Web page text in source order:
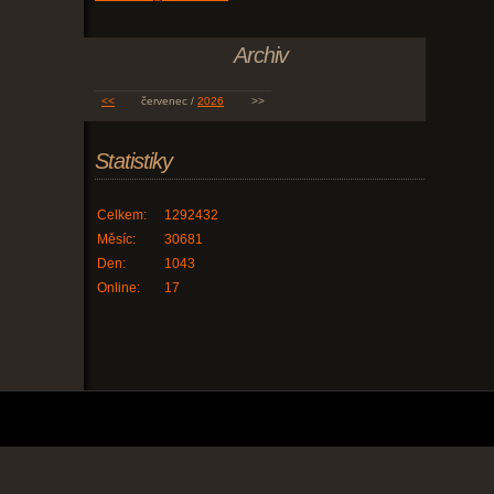
Archiv
<< červenec / 2026 >>
Statistiky
Online: 17
Celkem:
1292432
Měsíc:
30681
Den:
1043